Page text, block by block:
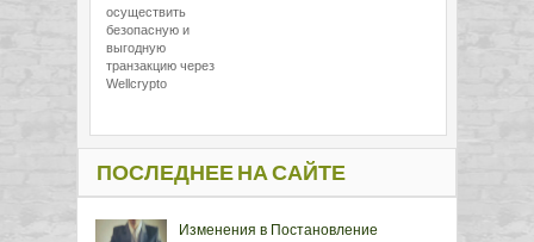
осуществить
безопасную и
выгодную
транзакцию через
Wellcrypto
ПОСЛЕДНЕЕ НА САЙТЕ
Изменения в Постановление